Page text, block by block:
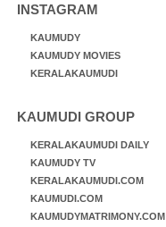
INSTAGRAM
KAUMUDY
KAUMUDY MOVIES
KERALAKAUMUDI
KAUMUDI GROUP
KERALAKAUMUDI DAILY
KAUMUDY TV
KERALAKAUMUDI.COM
KAUMUDI.COM
KAUMUDYMATRIMONY.COM